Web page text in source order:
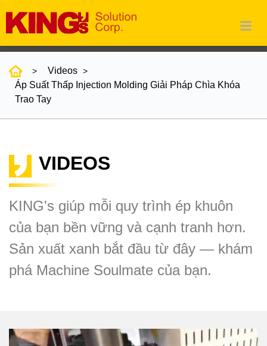
Videos
Áp Suất Thấp Injection Molding Giải Pháp Chìa Khóa
Trao Tay
VIDEOS
KING's giúp mỗi quy trình ép khuôn
của bạn bền vững và cạnh tranh hơn.
Sản xuất xanh bắt đầu từ đây — khám
phá Machine Soulmate của bạn.